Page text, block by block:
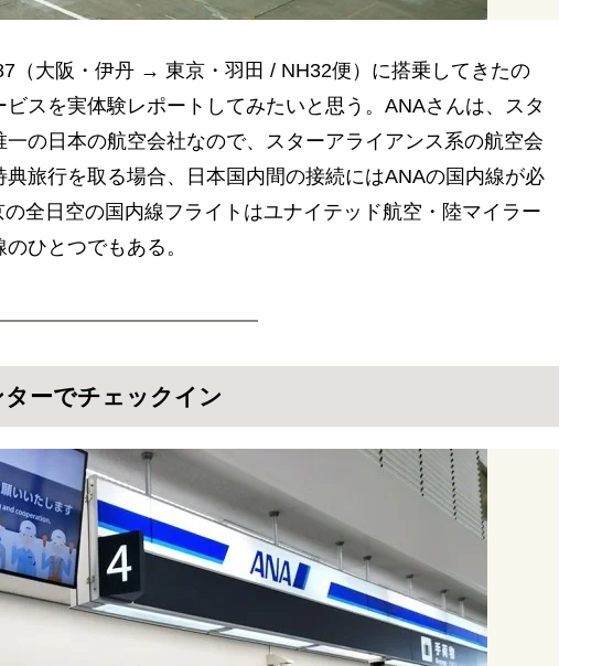
（大阪・伊丹 → 東京・羽田 / NH32便）に搭乗してきたの
スを実体験レポートしてみたいと思う。ANAさんは、スタ
の日本の航空会社なので、スターアライアンス系の航空会
旅行を取る場合、日本国内間の接続にはANAの国内線が必
全日空の国内線フライトはユナイテッド航空・陸マイラー
ひとつでもある。
ーでチェックイン